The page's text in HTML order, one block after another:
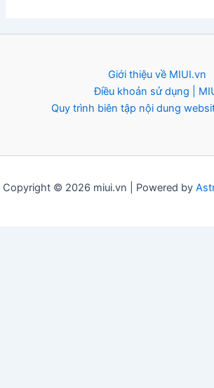
Giới thiệu về MIUI.vn
Điều khoản sử dụng |
Quy trình biên tập nội dung
Copyright © 2026 miui.vn | Powered by